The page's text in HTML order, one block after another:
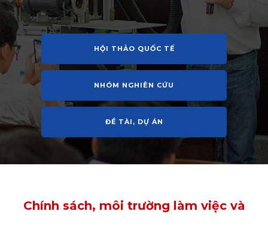
HỘI THẢO QUỐC TẾ
NHÓM NGHIÊN CỨU
ĐỀ TÀI, DỰ ÁN
Chính sách, môi trường làm việc và